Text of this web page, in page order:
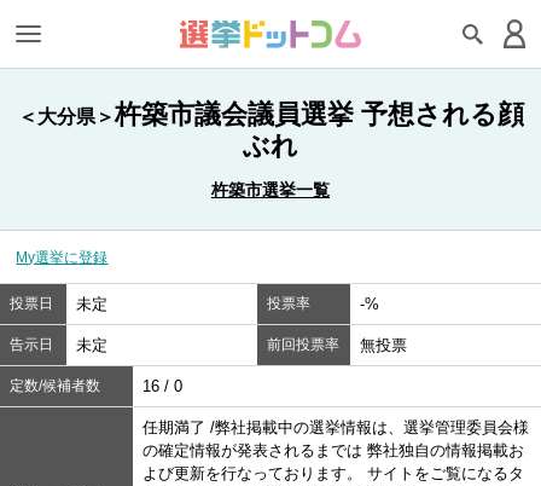
＜大分県＞杵築市議会議員選挙 予想される顔
ぶれ
杵築市選挙一覧
My選挙に登録
投票日 未定 投票率 -%
告示日 未定 前回投票率 無投票
定数/候補者数 16 / 0
任期満了 /弊社掲載中の選挙情報は、選挙管理委員会様
の確定情報が発表されるまでは 弊社独自の情報掲載お
よび更新を行なっております。 サイトをご覧になるタ